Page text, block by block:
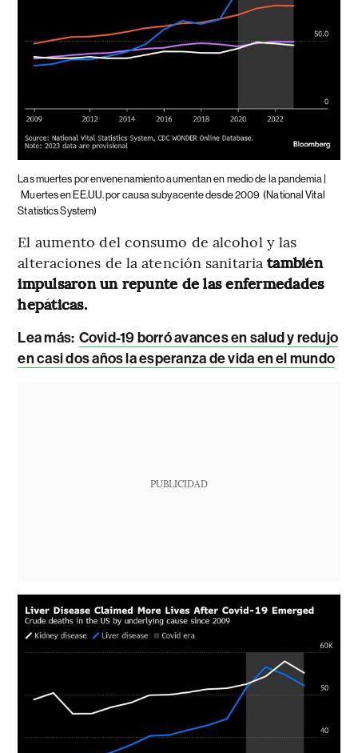
Las muertes por envenenamiento aumentan en medio de la pandemia |
Muertes en EE.UU. por causa subyacente desde 2009 (National Vital
Statistics System)
El aumento del consumo de alcohol y las
alteraciones de la atención sanitariatambién
impulsaron un repunte de las enfermedades
hepáticas.
Lea más: Covid-19 borró avances en salud y redujo
en casi dos años la esperanza de vida en el mundo
PUBLICIDAD